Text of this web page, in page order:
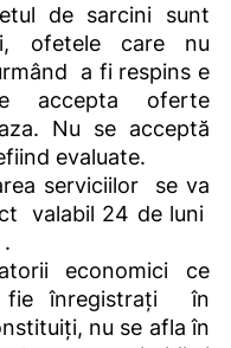
de sarcini sunt
ofetele care nu
a fi respins e
accepta oferte
Nu se acceptă
evaluate.
serviciilor se va
valabil 24 de luni
economici ce
fie înregistrați în
nu se afla în